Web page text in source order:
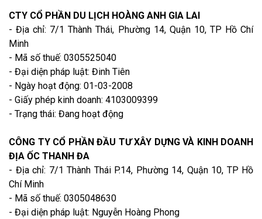
CTY CỔ PHẦN DU LỊCH HOÀNG ANH GIA LAI
- Địa chỉ: 7/1 Thành Thái, Phường 14, Quận 10, TP Hồ Chí
Minh
- Mã số thuế: 0305525040
- Đại diện pháp luật: Đinh Tiên
- Ngày hoạt động: 01-03-2008
- Giấy phép kinh doanh: 4103009399
- Trạng thái: Đang hoạt động
CÔNG TY CỔ PHẦN ĐẦU TƯ XÂY DỰNG VÀ KINH DOANH
ĐỊA ỐC THANH ĐA
- Địa chỉ: 7/1 Thành Thái P.14, Phường 14, Quận 10, TP Hồ
Chí Minh
- Mã số thuế: 0305048630
- Đại diện pháp luật: Nguyễn Hoàng Phong